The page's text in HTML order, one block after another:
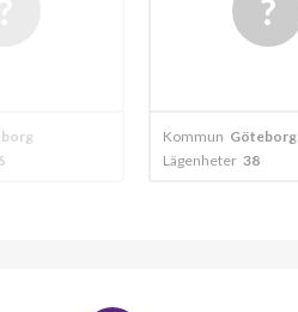
Kommun Göteborg
Lägenheter 38